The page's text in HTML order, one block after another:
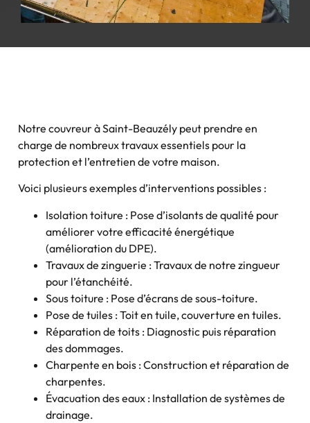
Notre couvreur à Saint-Beauzély peut prendre en
charge de nombreux travaux essentiels pour la
protection et l’entretien de votre maison.
Voici plusieurs exemples d’interventions possibles :
Isolation toiture : Pose d’isolants de qualité pour
améliorer votre efficacité énergétique
(amélioration du DPE).
Travaux de zinguerie : Travaux de notre zingueur
pour l’étanchéité.
Sous toiture : Pose d’écrans de sous-toiture.
Pose de tuiles : Toit en tuile, couverture en tuiles.
Réparation de toits : Diagnostic puis réparation
des dommages.
Charpente en bois : Construction et réparation de
charpentes.
Évacuation des eaux : Installation de systèmes de
drainage.